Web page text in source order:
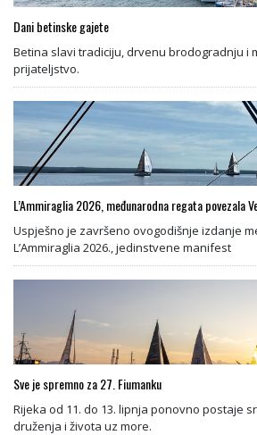
Dani betinske gajete
Betina slavi tradiciju, drvenu brodogradnju i
prijateljstvo.
L’Ammiraglia 2026, međunarodna regata povezala
Uspješno je završeno ovogodišnje izdanje
L’Ammiraglia 2026., jedinstvene manifest
Sve je spremno za 27. Fiumanku
Rijeka od 11. do 13. lipnja ponovno postaje
druženja i života uz more.